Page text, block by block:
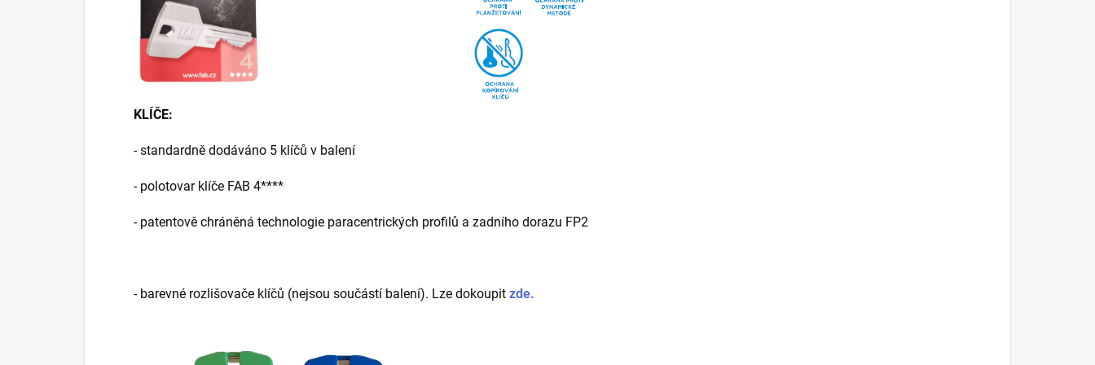
KLÍČE:
- standardně dodáváno 5 klíčů v balení
- polotovar klíče FAB 4****
- patentově chráněná technologie paracentrických profilů a zadního dorazu FP2
- barevné rozlišovače klíčů (nejsou součástí balení). Lze dokoupit zde.